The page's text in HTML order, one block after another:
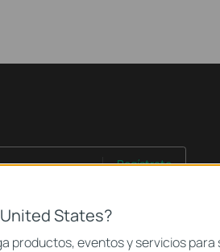
Regístrate
States?
productos, eventos y servicios para